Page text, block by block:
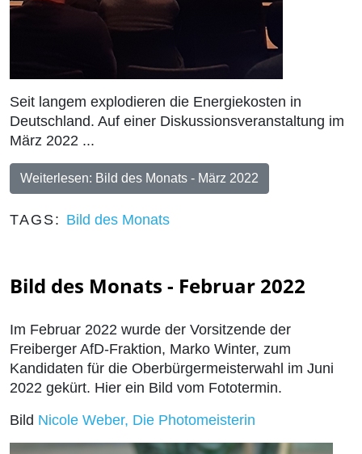
Seit langem explodieren die Energiekosten in
Deutschland. Auf einer Diskussionsveranstaltung im
März 2022 ...
Weiterlesen: Bild des Monats - März 2022
TAGS: Bild des Monats
Bild des Monats - Februar 2022
Im Februar 2022 wurde der Vorsitzende der
Freiberger AfD-Fraktion, Marko Winter, zum
Kandidaten für die Oberbürgermeisterwahl im Juni
2022 gekürt. Hier ein Bild vom Fototermin.
Bild Nicole Weber, Die Photomeisterin